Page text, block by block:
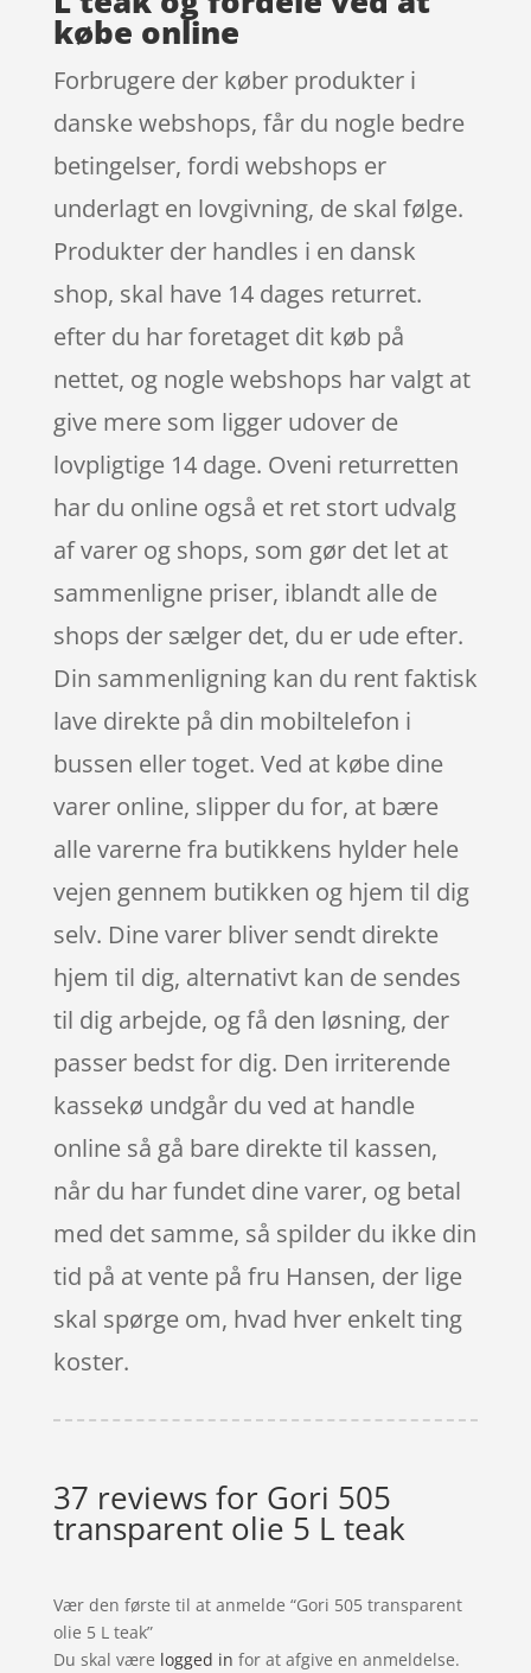
købe online
Forbrugere der køber produkter i
danske webshops, får du nogle bedre
betingelser, fordi webshops er
underlagt en lovgivning, de skal følge.
Produkter der handles i en dansk
shop, skal have 14 dages returret.
efter du har foretaget dit køb på
nettet, og nogle webshops har valgt at
give mere som ligger udover de
lovpligtige 14 dage. Oveni returretten
har du online også et ret stort udvalg
af varer og shops, som gør det let at
sammenligne priser, iblandt alle de
shops der sælger det, du er ude efter.
Din sammenligning kan du rent faktisk
lave direkte på din mobiltelefon i
bussen eller toget. Ved at købe dine
varer online, slipper du for, at bære
alle varerne fra butikkens hylder hele
vejen gennem butikken og hjem til dig
selv. Dine varer bliver sendt direkte
hjem til dig, alternativt kan de sendes
til dig arbejde, og få den løsning, der
passer bedst for dig. Den irriterende
kassekø undgår du ved at handle
online så gå bare direkte til kassen,
når du har fundet dine varer, og betal
med det samme, så spilder du ikke din
tid på at vente på fru Hansen, der lige
skal spørge om, hvad hver enkelt ting
koster.
37 reviews for Gori 505
transparent olie 5 L teak
Vær den første til at anmelde “Gori 505 transparent
olie 5 L teak”
Du skal være logged in for at afgive en anmeldelse.